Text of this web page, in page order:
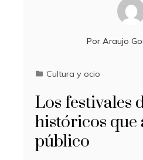
Por Araujo
Cultura y ocio
Los festivales
históricos que
público